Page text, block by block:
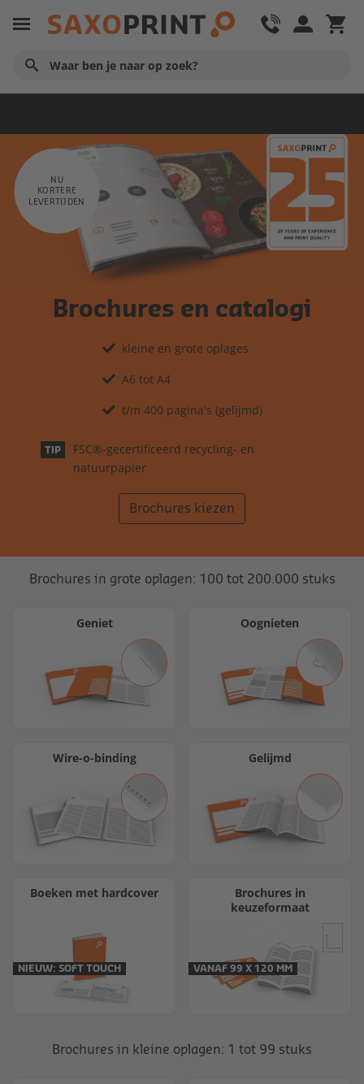
NU
KORTERE
LEVERTIJDEN
Brochures en catalogi
kleine en grote oplages
A6 tot A4
t/m 400 pagina's (gelijmd)
TIP
FSC®-gecertificeerd recycling- en
natuurpapier
Brochures kiezen
Brochures in grote oplagen: 100 tot 200.000 stuks
Geniet Oognieten
Wire-o-binding Gelijmd
Boeken met hardcover
NIEUW: SOFT TOUCH
Brochures in
keuzeformaat
VANAF 99 X 120 MM
Brochures in kleine oplagen: 1 tot 99 stuks